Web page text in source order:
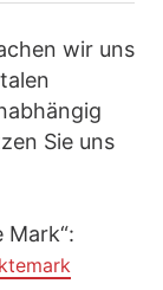
wir uns
Sie uns